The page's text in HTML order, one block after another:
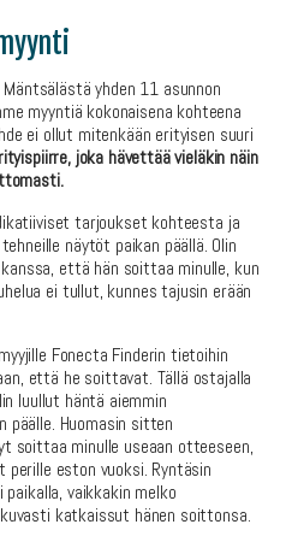
yhden 11 asunnon
myyntiä kokonaisena kohteena
ei ollut mitenkään erityisen suuri
joka hävettää vieläkin näin
tarjoukset kohteesta ja
näytöt paikan päällä. Olin
että hän soittaa minulle, kun
ei tullut, kunnes tajusin erään
Fonecta Finderin tietoihin
että he soittavat. Tällä ostajalla
luullut häntä aiemmin
päälle. Huomasin sitten
soittaa minulle useaan otteeseen,
eston vuoksi. Ryntäsin
paikalla, vaikkakin melko
katkaissut hänen soittonsa.